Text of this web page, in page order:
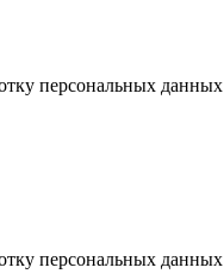
персональных данных
персональных данных